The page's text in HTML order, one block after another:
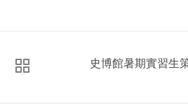
史博館暑期實習生